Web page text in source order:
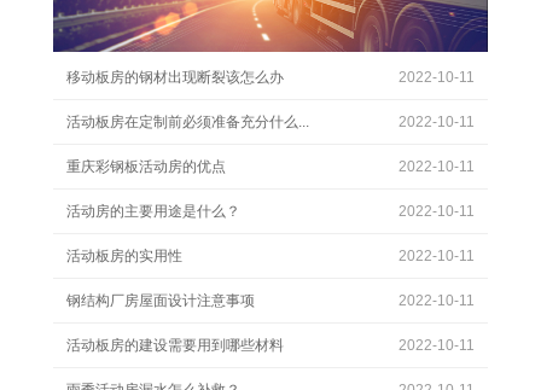
2022-10-11
移动板房的钢材出现断裂该怎么办
2022-10-11
活动板房在定制前必须准备充分什么...
2022-10-11
重庆彩钢板活动房的优点
2022-10-11
活动房的主要用途是什么？
2022-10-11
活动板房的实用性
2022-10-11
钢结构厂房屋面设计注意事项
2022-10-11
活动板房的建设需要用到哪些材料